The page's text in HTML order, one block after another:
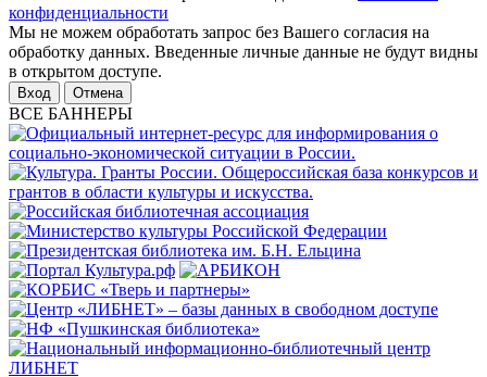
конфиденциальности
Мы не можем обработать запрос без Вашего согласия на
обработку данных. Введенные личные данные не будут видны
в открытом доступе.
Отмена
ВСЕ БАННЕРЫ